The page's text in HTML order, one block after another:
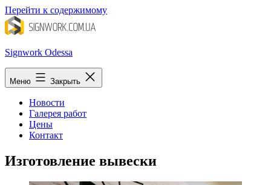
Перейти к содержимому
Signwork Odessa
Меню Закрыть
Новости
Галерея работ
Цены
Контакт
Изготовление вывески